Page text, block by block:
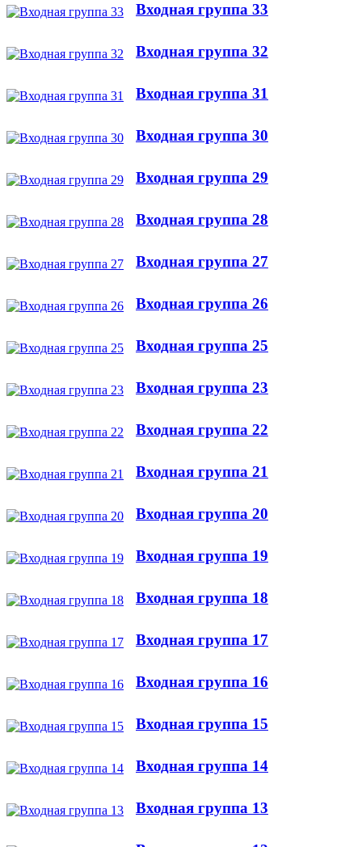
Входная группа 33
Входная группа 32
Входная группа 31
Входная группа 30
Входная группа 29
Входная группа 28
Входная группа 27
Входная группа 26
Входная группа 25
Входная группа 23
Входная группа 22
Входная группа 21
Входная группа 20
Входная группа 19
Входная группа 18
Входная группа 17
Входная группа 16
Входная группа 15
Входная группа 14
Входная группа 13